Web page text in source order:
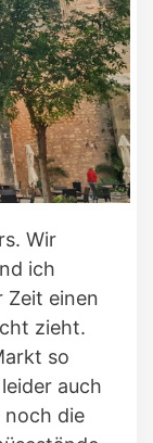
Wir
ich
Zeit einen
zieht.
so
auch
noch die